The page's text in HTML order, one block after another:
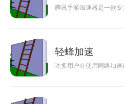
腾讯手游加速器是一款
轻蜂加速
许多用户在使用网络加